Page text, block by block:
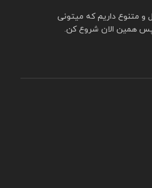
و متنوع داریم که میتونی
همین الان شروع کن.